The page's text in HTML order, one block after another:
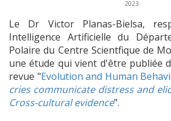
2023.
Le Dr Victor Planas-Bielsa,
Intelligence Artificielle du
Polaire du Centre Scientfique de
une étude qui vient d'être publiée
revue "Evolution and Human
cries communicate distress and
Cross-cultural evidence".